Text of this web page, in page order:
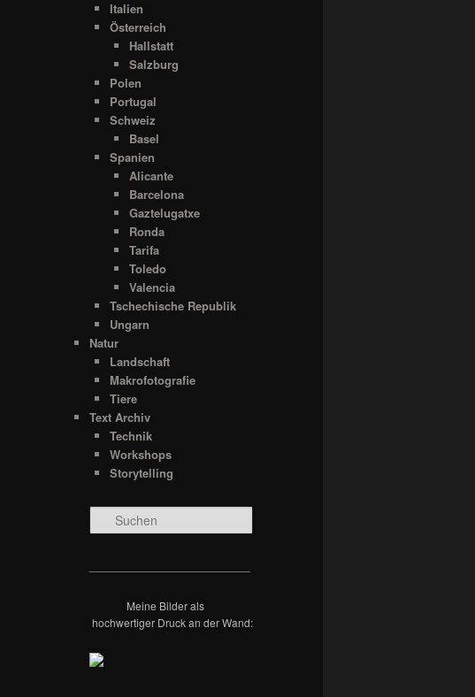
Italien
Österreich
Hallstatt
Salzburg
Polen
Portugal
Schweiz
Basel
Spanien
Alicante
Barcelona
Gaztelugatxe
Ronda
Tarifa
Toledo
Valencia
Tschechische Republik
Ungarn
Natur
Landschaft
Makrofotografie
Tiere
Text Archiv
Technik
Workshops
Storytelling
u
Meine Bilder als
hochwertiger Druck an der Wand: